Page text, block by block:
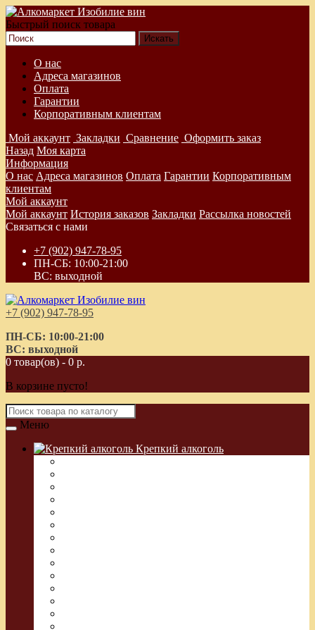
Быстрый поиск товара
О нас
Адреса магазинов
Оплата
Гарантии
Корпоративным клиентам
Мой аккаунт Закладки Сравнение Оформить заказ
Назад Моя карта
Информация
О нас Адреса магазинов Оплата Гарантии Корпоративным
клиентам
Мой аккаунт
Мой аккаунт История заказов Закладки Рассылка новостей
Связаться с нами
+7 (902) 947-78-95
ПН-СБ: 10:00-21:00
ВС: выходной
+7 (902) 947-78-95
ПН-СБ: 10:00-21:00
ВС: выходной
0 товар(ов) - 0 р.
В корзине пусто!
Меню
Крепкий алкоголь